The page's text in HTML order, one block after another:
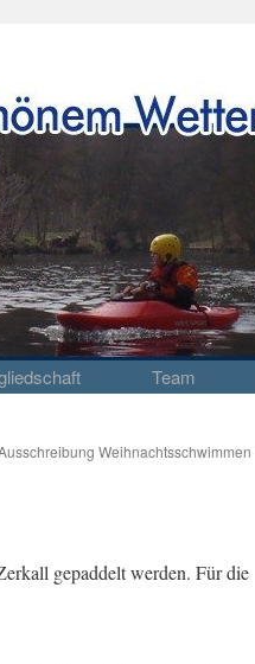
Team
Weihnachtsschwimmen
gepaddelt werden. Für die